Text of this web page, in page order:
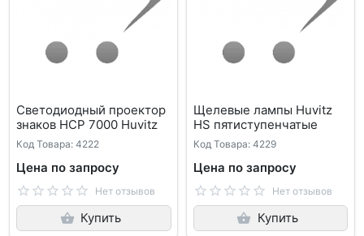
Светодиодный проектор
знаков HCP 7000 Huvitz
Код Товара: 4222
Цена по запросу
Нет отзывов
Купить
Щелевые лампы Huvitz
HS пятиступенчатые
Код Товара: 4229
Цена по запросу
Нет отзывов
Купить